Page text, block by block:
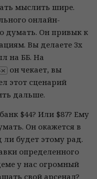
мыслить шире.
онлайн-
думать. Он привык к
Вы делаете 3х
на ББ. На
он чекает, вы
этот сценарий
дальше.
$44? Или $87? Ему
Он окажется в
будет этому рад.
определенного
у нас огромный
свой арсенал?